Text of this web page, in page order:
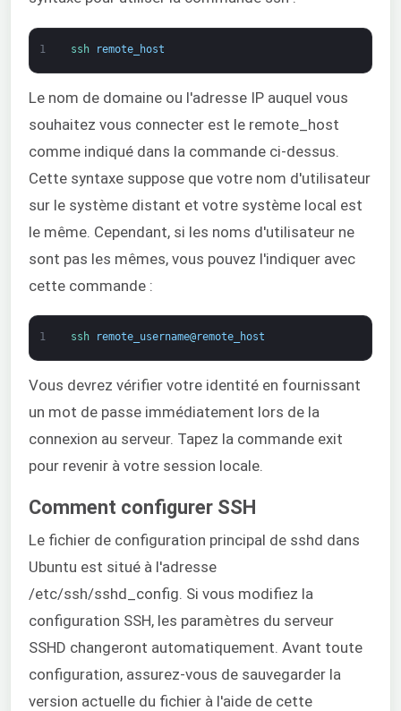
1 ssh remote_host
Le nom de domaine ou l'adresse IP auquel vous
souhaitez vous connecter est le remote_host
comme indiqué dans la commande ci-dessus.
Cette syntaxe suppose que votre nom d'utilisateur
sur le système distant et votre système local est
le même. Cependant, si les noms d'utilisateur ne
sont pas les mêmes, vous pouvez l'indiquer avec
cette commande :
1 ssh remote_username@remote_host
Vous devrez vérifier votre identité en fournissant
un mot de passe immédiatement lors de la
connexion au serveur. Tapez la commande exit
pour revenir à votre session locale.
Comment configurer SSH
Le fichier de configuration principal de sshd dans
Ubuntu est situé à l'adresse
/etc/ssh/sshd_config. Si vous modifiez la
configuration SSH, les paramètres du serveur
SSHD changeront automatiquement. Avant toute
configuration, assurez-vous de sauvegarder la
version actuelle du fichier à l'aide de cette